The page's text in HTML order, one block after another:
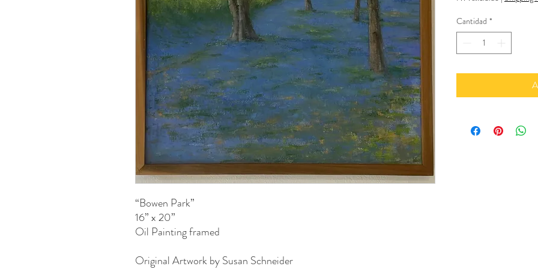
“Bowen Park”
16” x 20”
Oil Painting framed
Original Artwork by Susan Schneider
Cantidad *